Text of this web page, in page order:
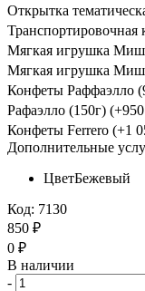
Открытка
Транспортировочная
Мягкая игрушка
Мягкая игрушка
Конфеты Раффаэлло
Рафаэлло (150г) (+950
Конфеты Ferrero (+1
Дополнительные
ЦветБежевый
Код: 7130
850 ₽
0 ₽
В наличии
-